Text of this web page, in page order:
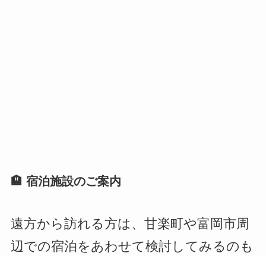
🏨 宿泊施設のご案内
遠方から訪れる方は、甘楽町や富岡市周
辺での宿泊をあわせて検討してみるのも